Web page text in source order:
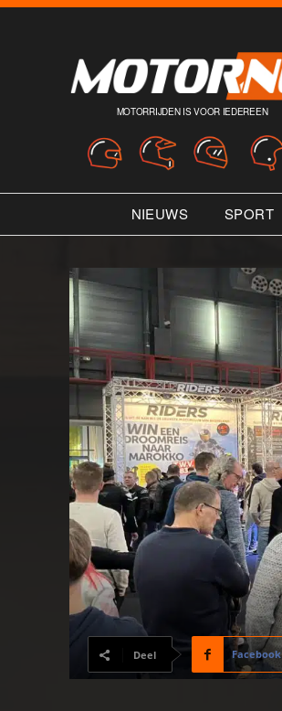
MOTORRIJDEN IS VOOR IEDEREEN
NIEUWS SPORT
Deel Facebook